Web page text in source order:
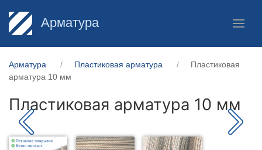
Арматура
Арматура Пластиковая арматура
Пластиковая
арматура 10 мм
Пластиковая арматура 10 мм